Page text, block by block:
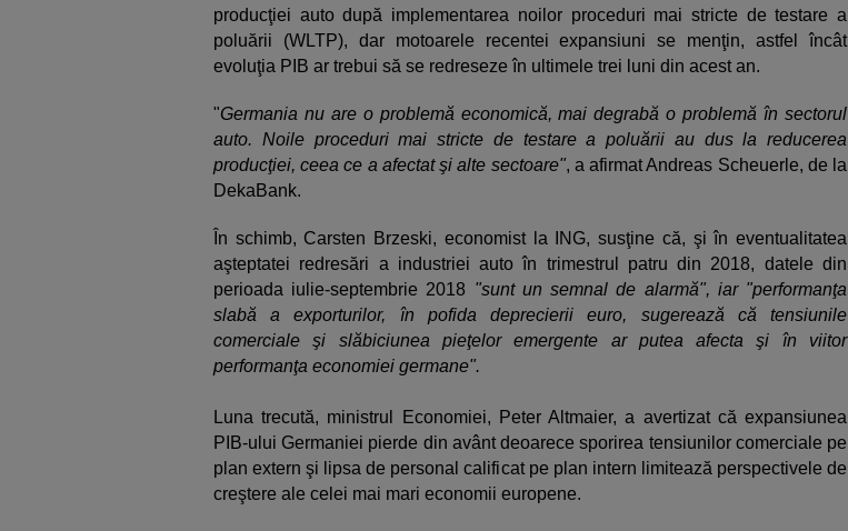
producţiei auto după implementarea noilor proceduri mai stricte de testare a
poluării (WLTP), dar motoarele recentei expansiuni se menţin, astfel încât
evoluţia PIB ar trebui să se redreseze în ultimele trei luni din acest an.
"Germania nu are o problemă economică, mai degrabă o problemă în sectorul
auto. Noile proceduri mai stricte de testare a poluării au dus la reducerea
producţiei, ceea ce a afectat şi alte sectoare", a afirmat Andreas Scheuerle, de la
DekaBank.
În schimb, Carsten Brzeski, economist la ING, susţine că, şi în eventualitatea
aşteptatei redresări a industriei auto în trimestrul patru din 2018, datele din
perioada iulie-septembrie 2018 "sunt un semnal de alarmă", iar "performanţa
slabă a exporturilor, în pofida deprecierii euro, sugerează că tensiunile
comerciale şi slăbiciunea pieţelor emergente ar putea afecta şi în viitor
performanţa economiei germane".
Luna trecută, ministrul Economiei, Peter Altmaier, a avertizat că expansiunea
PIB-ului Germaniei pierde din avânt deoarece sporirea tensiunilor comerciale pe
plan extern şi lipsa de personal calificat pe plan intern limitează perspectivele de
creştere ale celei mai mari economii europene.